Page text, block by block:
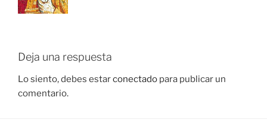
Deja una respuesta
Lo siento, debes estarconectado para publicar un
comentario.